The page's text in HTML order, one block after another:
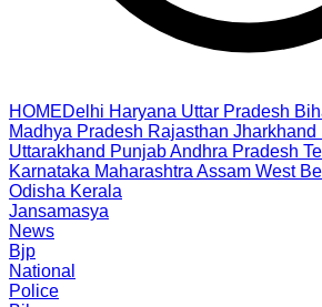
HOMEDelhi Haryana Uttar Pradesh
Madhya Pradesh Rajasthan Jharkhand
Uttarakhand PunjabAndhra Pradesh
Karnataka Maharashtra Assam West
Odisha Kerala
Jansamasya
News
Bjp
National
Police